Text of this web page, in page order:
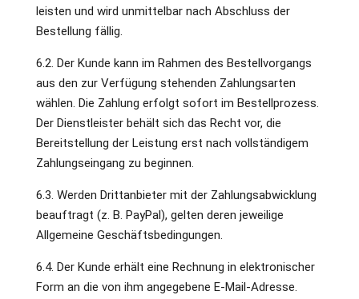
leisten und wird unmittelbar nach Abschluss der
Bestellung fällig.
6.2. Der Kunde kann im Rahmen des Bestellvorgangs
aus den zur Verfügung stehenden Zahlungsarten
wählen. Die Zahlung erfolgt sofort im Bestellprozess.
Der Dienstleister behält sich das Recht vor, die
Bereitstellung der Leistung erst nach vollständigem
Zahlungseingang zu beginnen.
6.3. Werden Drittanbieter mit der Zahlungsabwicklung
beauftragt (z. B. PayPal), gelten deren jeweilige
Allgemeine Geschäftsbedingungen.
6.4. Der Kunde erhält eine Rechnung in elektronischer
Form an die von ihm angegebene E-Mail-Adresse.